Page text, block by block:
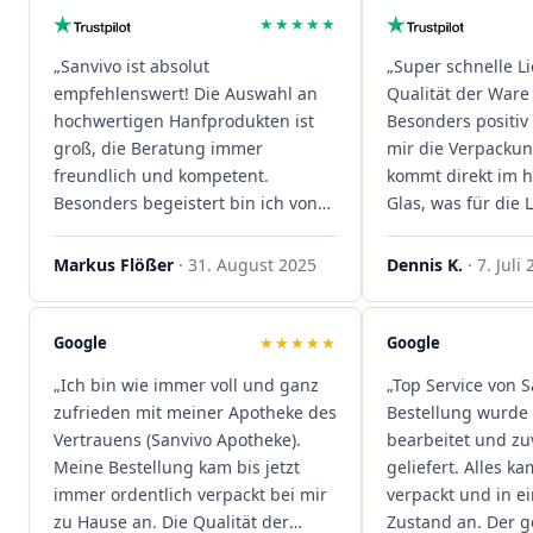
★★★★★
„Sanvivo ist absolut
empfehlenswert! Die Auswahl an
hochwertigen Hanfprodukten ist
groß, die Beratung immer
freundlich und kompetent.
Besonders begeistert bin ich von
der schnellen Rezeptannahme –
alles läuft unkompliziert und
sind extrem zügig, was mir jedes
Mal viel Zeit spart. Man merkt,
Kundenzufriedenheit an erster
Stelle stehen. Vielen Dank an das
Team von Sanvivo – ich bin
rundum begeistert!"
Markus Flößer · 31. August 2025
„Super schnelle
Qualität der
Besonders
mir die
kommt direkt im
Glas, was für die
ist. Ich bestelle
wieder!"
Dennis K. · 7. Juli
Google ★★★★★
„Ich bin wie immer voll und ganz
zufrieden mit meiner Apotheke des
Vertrauens (Sanvivo Apotheke).
Meine Bestellung kam bis jetzt
immer ordentlich verpackt bei mir
zu Hause an. Die Qualität der
Google
„Top Service von
Bestellung wurde
bearbeitet und
geliefert. Alles
verpackt und in
Zustand an. Der